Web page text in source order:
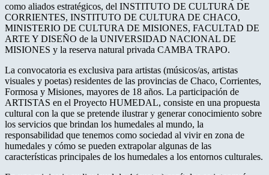
como aliados estratégicos, del INSTITUTO DE CULTURA DE
CORRIENTES, INSTITUTO DE CULTURA DE CHACO,
MINISTERIO DE CULTURA DE MISIONES, FACULTAD DE
ARTE Y DISEÑO de la UNIVERSIDAD NACIONAL DE
MISIONES y la reserva natural privada CAMBA TRAPO.
La convocatoria es exclusiva para artistas (músicos/as, artistas
visuales y poetas) residentes de las provincias de Chaco, Corrientes,
Formosa y Misiones, mayores de 18 años. La participación de
ARTISTAS en el Proyecto HUMEDAL, consiste en una propuesta
cultural con la que se pretende ilustrar y generar conocimiento sobre
los servicios que brindan los humedales al mundo, la
responsabilidad que tenemos como sociedad al vivir en zona de
humedales y cómo se pueden extrapolar algunas de las
características principales de los humedales a los entornos culturales.